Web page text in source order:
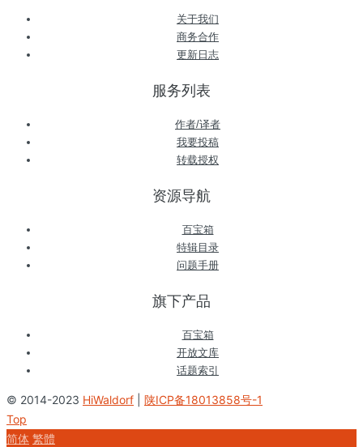
关于我们
商务合作
更新日志
服务列表
作者/译者
我要投稿
转载授权
资源导航
百宝箱
特辑目录
问题手册
旗下产品
百宝箱
开放文库
话题索引
© 2014-2023 HiWaldorf
陕ICP备18013858号-1
Top
简体 繁體